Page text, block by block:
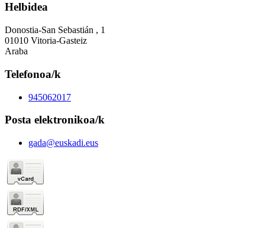
Helbidea
Donostia-San Sebastián , 1
01010 Vitoria-Gasteiz
Araba
Telefonoa/k
945062017
Posta elektronikoa/k
gada@euskadi.eus